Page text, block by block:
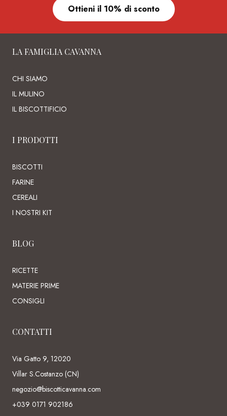
Ottieni il 10% di sconto
LA FAMIGLIA CAVANNA
CHI SIAMO
IL MULINO
IL BISCOTTIFICIO
I PRODOTTI
BISCOTTI
FARINE
CEREALI
I NOSTRI KIT
BLOG
RICETTE
MATERIE PRIME
CONSIGLI
CONTATTI
Via Gatto 9, 12020
Villar S.Costanzo (CN)
negozio@biscotticavanna.com
+039 0171 902186